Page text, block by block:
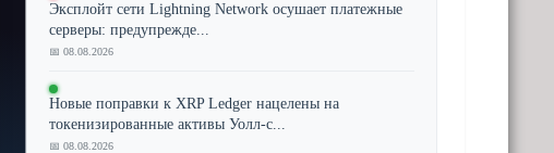
Эксплойт сети Lightning Network осушает платежные
серверы: предупрежде...
📅 08.08.2026
Новые поправки к XRP Ledger нацелены на
токенизированные активы Уолл-с...
📅 08.08.2026